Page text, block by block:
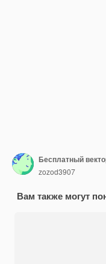
Бесплатный
zozod3907
Вам также могут